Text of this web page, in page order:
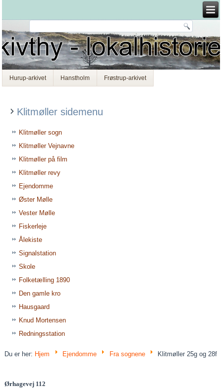
Hurup-arkivet Hanstholm Frøstrup-arkivet
Klitmøller sidemenu
Klitmøller sogn
Klitmøller Vejnavne
Klitmøller på film
Klitmøller revy
Ejendomme
Øster Mølle
Vester Mølle
Fiskerleje
Ålekiste
Signalstation
Skole
Folketælling 1890
Den gamle kro
Hausgaard
Knud Mortensen
Redningsstation
Du er her: Hjem Ejendomme Fra sognene Klitmøller 25g og 28f
Ørhagevej 112